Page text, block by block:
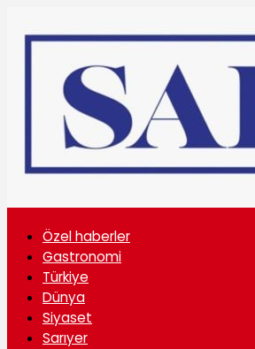
Özel haberler
Gastronomi
Türkiye
Dünya
Siyaset
Sarıyer